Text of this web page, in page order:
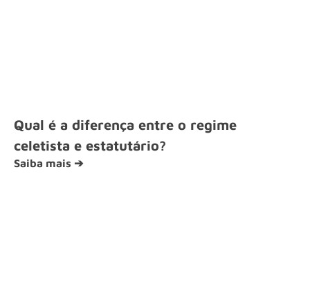
Qual é a diferença entre o regime
celetista e estatutário?
Saiba mais ➔